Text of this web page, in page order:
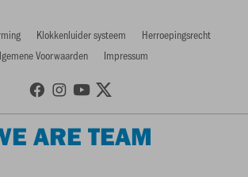
Klokkenluider systeem
Herroepingsrecht
Voorwaarden
Impressum
ARE TEAM